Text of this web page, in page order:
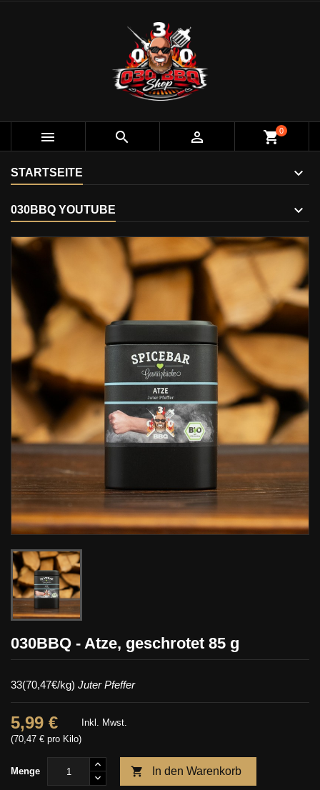
   shopping_cart0
STARTSEITE
030BBQ YOUTUBE
030BBQ - Atze, geschrotet 85 g
33(70,47€/kg) Juter Pfeffer
5,99 €
(70,47 € pro Kilo)
Inkl. Mwst.
Menge  In den Warenkorb